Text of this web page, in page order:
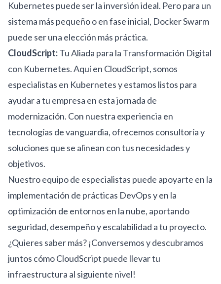
Kubernetes puede ser la inversión ideal. Pero para un
sistema más pequeño o en fase inicial, Docker Swarm
puede ser una elección más práctica.
CloudScript:Tu Aliada para la Transformación Digital
con Kubernetes. Aquí en CloudScript, somos
especialistas en Kubernetes y estamos listos para
ayudar a tu empresa en esta jornada de
modernización. Con nuestra experiencia en
tecnologías de vanguardia, ofrecemos consultoría y
soluciones que se alinean con tus necesidades y
objetivos.
Nuestro equipo de especialistas puede apoyarte en la
implementación de prácticas DevOps y en la
optimización de entornos en la nube, aportando
seguridad, desempeño y escalabilidad a tu proyecto.
¿Quieres saber más? ¡Conversemos y descubramos
juntos cómo CloudScript puede llevar tu
infraestructura al siguiente nivel!